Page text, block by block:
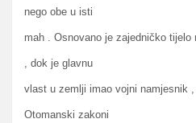
nego obe u isti
mah . Osnovano je zajedničko
, dok je glavnu
vlast u zemlji imao vojni namjesnik ,
Otomanski zakoni